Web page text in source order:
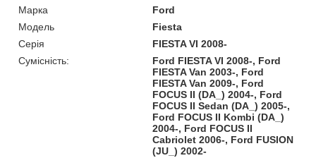
Марка
Ford
Модель
Fiesta
Серія
FIESTA VI 2008-
Сумісність:
Ford FIESTA VI 2008-, Ford
FIESTA Van 2003-, Ford
FIESTA Van 2009-, Ford
FOCUS II (DA_) 2004-, Ford
FOCUS II Sedan (DA_) 2005-,
Ford FOCUS II Kombi (DA_)
2004-, Ford FOCUS II
Cabriolet 2006-, Ford FUSION
(JU_) 2002-